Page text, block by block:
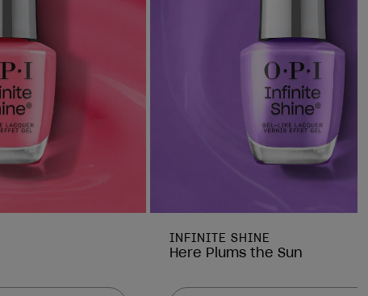
INFINITE SHINE
Here Plums the Sun